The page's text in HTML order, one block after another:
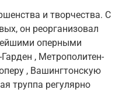
и творчества. С
он реорганизовал
оперными
, Метрополитен-
, Вашингтонскую
труппа регулярно